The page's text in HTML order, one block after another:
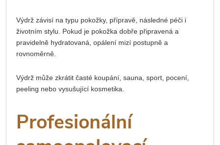
Výdrž závisí na typu pokožky, přípravě, následné péči i
životním stylu. Pokud je pokožka dobře připravená a
pravidelně hydratovaná, opálení mizí postupně a
rovnoměrně.
Výdrž může zkrátit časté koupání, sauna, sport, pocení,
peeling nebo vysušující kosmetika.
Profesionální